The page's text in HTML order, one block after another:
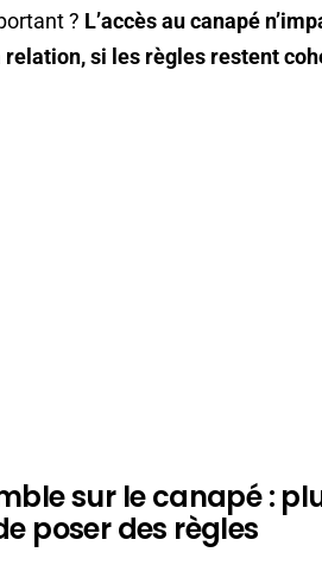
? L’accès au canapé
relation, si les règles restent
sur le canapé :
poser des règles